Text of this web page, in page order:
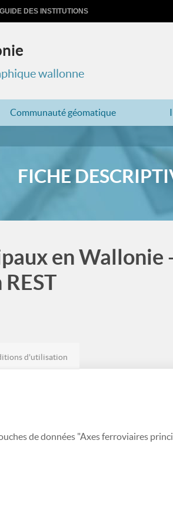
GUIDE DES INSTITUTIONS
wallonne
Communauté géomatique
FICHE
en Wallonie
d'utilisation
de données "Axes ferroviaires